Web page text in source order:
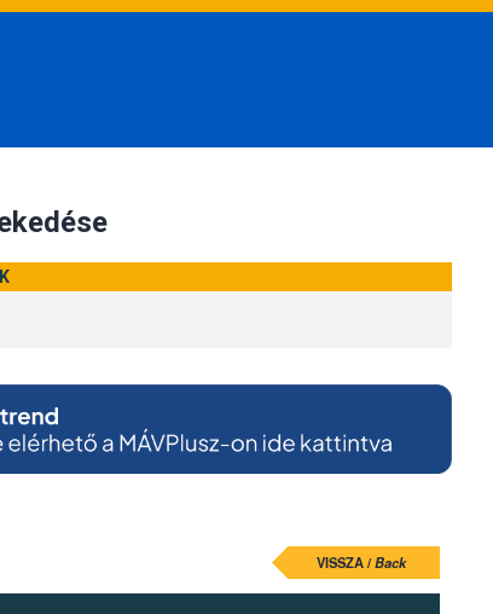
VISSZA /Back